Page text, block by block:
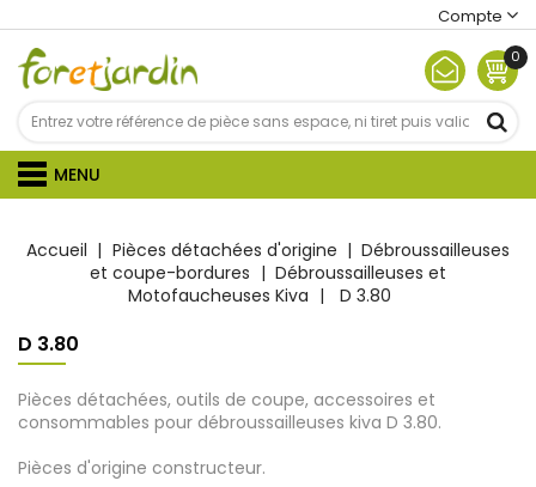
Compte
0
MENU
Accueil Pièces détachées d'origine
Débroussailleuses
et coupe-bordures
Débroussailleuses et
Motofaucheuses Kiva
D 3.80
D 3.80
Pièces détachées, outils de coupe, accessoires et
consommables pour débroussailleuses kiva D 3.80.
Pièces d'origine constructeur.